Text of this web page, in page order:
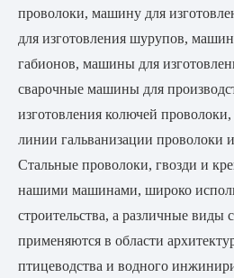
проволоки, машину для
для изготовления шурупов,
габионов, машины для
сварочные машины для
изготовления колючей
линии гальванизации проволоки
Стальные проволоки, гвозди и
нашими машинами, широко
строительства, а различные виды
применяются в области
птицеводства и водного